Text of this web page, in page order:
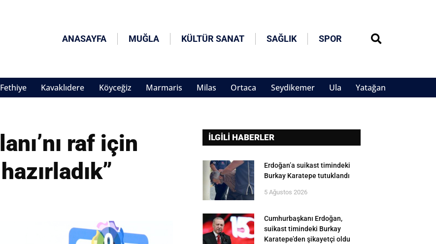
ANASAYFA MUĞLA KÜLTÜR SANAT SAĞLIK SPOR
Fethiye Kavaklıdere Köyceğiz Marmaris Milas Ortaca Seydikemer Ula Yatağan
raf için
İLGİLİ HABERLER
Erdoğan’a suikast timindeki
Burkay Karatepe tutuklandı
5 Ağustos 2026
Cumhurbaşkanı Erdoğan,
suikast timindeki Burkay
Karatepe’den şikayetçi oldu